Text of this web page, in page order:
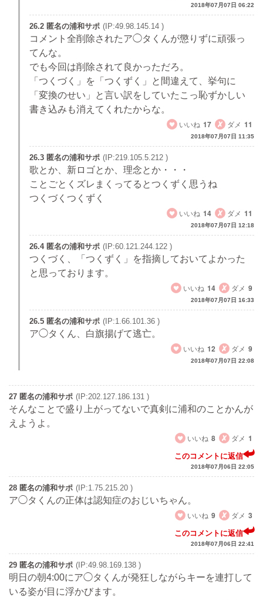
2018年07月07日 06:22
26.2 匿名の浦和サポ (IP:49.98.145.14 )
コメント全削除されたア◯タくんが懲りずに頑張っ
てんな。
でも今回は削除されて良かっただろ。
「つくづく」を「つくずく」と間違えて、挙句に
「変換のせい」と言い訳をしていたこっ恥ずかしい
書き込みも消えてくれたからな。
いいね 17 ダメ 11
2018年07月07日 11:35
26.3 匿名の浦和サポ (IP:219.105.5.212 )
歌とか、新ロゴとか、理念とか・・・
ことごとくズレまくってるとつくずく思うね
つくづくつくずく
いいね 14 ダメ 11
2018年07月07日 12:18
26.4 匿名の浦和サポ (IP:60.121.244.122 )
つくづく、「つくずく」を指摘しておいてよかった
と思っております。
いいね 14 ダメ 9
2018年07月07日 16:33
26.5 匿名の浦和サポ (IP:1.66.101.36 )
ア◯タくん、白旗揚げて逃亡。
いいね 12 ダメ 9
2018年07月07日 22:08
27 匿名の浦和サポ (IP:202.127.186.131 )
そんなことで盛り上がってないで真剣に浦和のことかんが
えようよ。
いいね 8 ダメ 1
このコメントに返信
2018年07月06日 22:05
28 匿名の浦和サポ (IP:1.75.215.20 )
ア◯タくんの正体は認知症のおじいちゃん。
いいね 9 ダメ 3
このコメントに返信
2018年07月06日 22:41
29 匿名の浦和サポ (IP:49.98.169.138 )
明日の朝4:00にア◯タくんが発狂しながらキーを連打して
いる姿が目に浮かびます。